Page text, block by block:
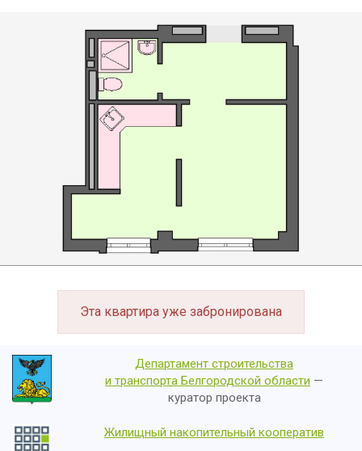
Эта квартира уже забронирована
Департамент строительства
и транспорта Белгородской области —
куратор проекта
Жилищный накопительный кооператив